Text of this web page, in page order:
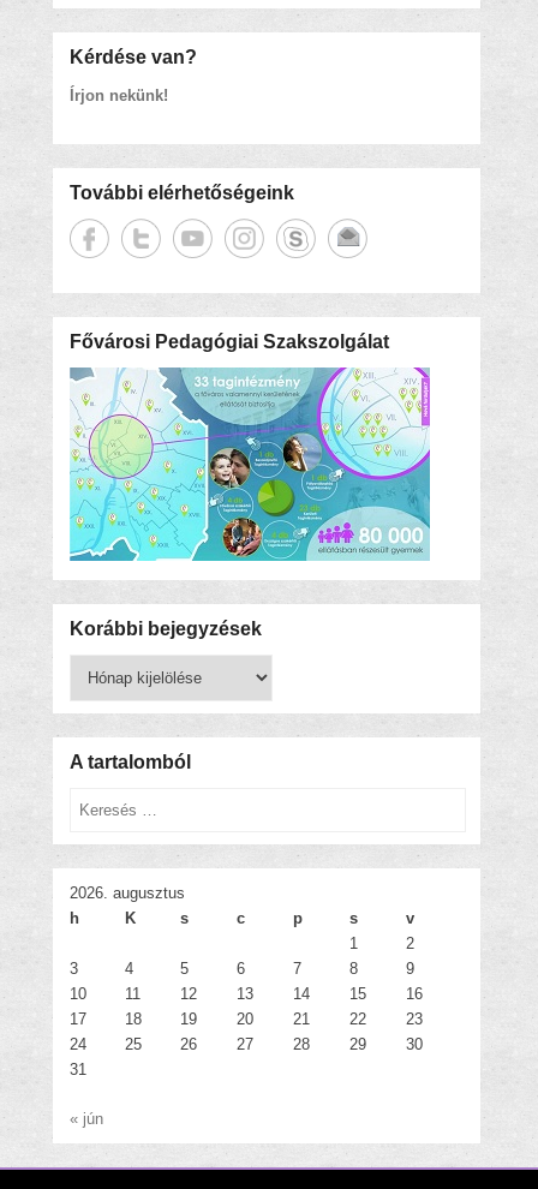
Kérdése van?
Írjon nekünk!
További elérhetőségeink
Fővárosi Pedagógiai Szakszolgálat
Korábbi bejegyzések
bejegyzések
A tartalomból
Keresés
2026. augusztus
h
K s c p s
v
1
2
3
4 5 6 7 8
9
10
11 12 13 14 15
16
17
18 19 20 21 22
23
24
25 26 27 28 29
30
31
« jún